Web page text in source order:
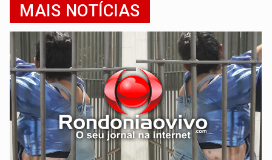
MAIS NOTÍCIAS